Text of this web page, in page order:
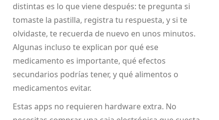
distintas es lo que viene después: te pregunta si
tomaste la pastilla, registra tu respuesta, y si te
olvidaste, te recuerda de nuevo en unos minutos.
Algunas incluso te explican por qué ese
medicamento es importante, qué efectos
secundarios podrías tener, y qué alimentos o
medicamentos evitar.
Estas apps no requieren hardware extra. No